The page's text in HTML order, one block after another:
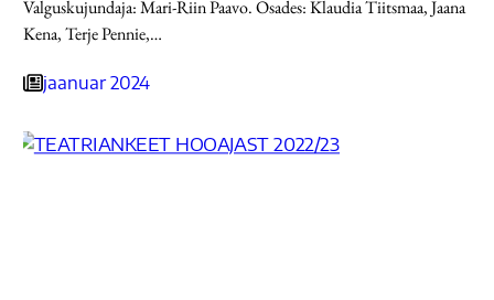
Valguskujundaja: Mari-Riin Paavo. Osades: Klaudia Tiitsmaa, Jaana
Kena, Terje Pennie,…
jaanuar 2024